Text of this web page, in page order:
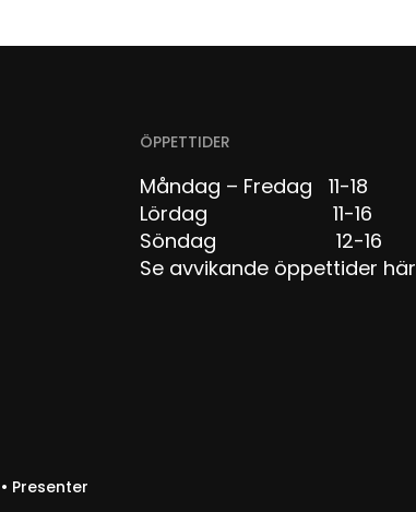
ÖPPETTIDER
Måndag – Fredag 11-18
Lördag 11-16
Söndag 12-16
Se avvikande öppettider här
Presenter